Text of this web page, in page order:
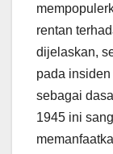
rentan
dijelaskan,
pada insiden
sebagai
1945 ini